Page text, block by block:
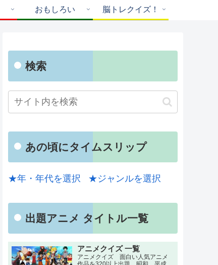
おもしろい 脳トレクイズ！
検索
あの頃にタイムスリップ
★年・年代を選択 ★ジャンルを選択
出題アニメ タイトル一覧
アニメクイズ 一覧
アニメクイズ 面白い人気アニメ